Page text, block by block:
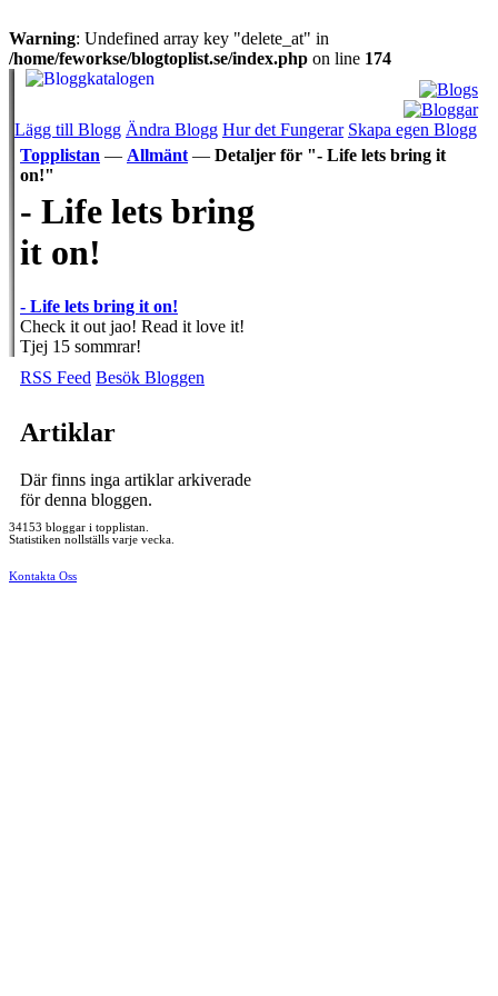
Warning: Undefined array key "delete_at" in
/home/feworkse/blogtoplist.se/index.php on line 174
Lägg till Blogg Ändra Blogg Hur det Fungerar Skapa egen Blogg
Topplistan — Allmänt — Detaljer för "- Life lets bring it
on!"
- Life lets bring
it on!
- Life lets bring it on!
Check it out jao! Read it love it!
Tjej 15 sommrar!
RSS Feed Besök Bloggen
Artiklar
Där finns inga artiklar arkiverade
för denna bloggen.
34153 bloggar i topplistan.
Statistiken nollställs varje vecka.
Kontakta Oss